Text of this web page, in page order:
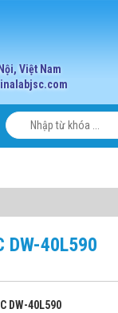
Việt Nam
DW-40L590
DW-40L590